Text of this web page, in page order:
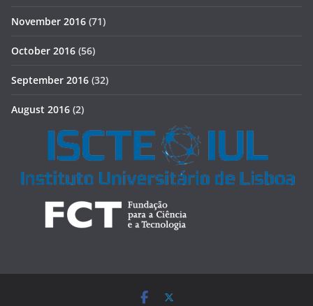
November 2016 (71)
October 2016 (56)
September 2016 (32)
August 2016 (2)